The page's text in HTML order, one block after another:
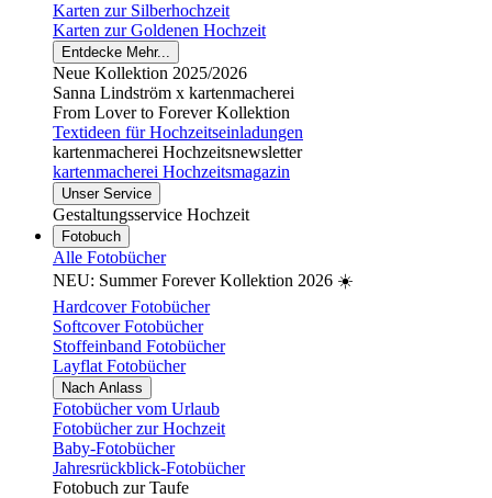
Karten zur Silberhochzeit
Karten zur Goldenen Hochzeit
Entdecke Mehr...
Neue Kollektion 2025/2026
Sanna Lindström x kartenmacherei
From Lover to Forever Kollektion
Textideen für Hochzeitseinladungen
kartenmacherei Hochzeitsnewsletter
kartenmacherei Hochzeitsmagazin
Unser Service
Gestaltungsservice Hochzeit
Fotobuch
Alle Fotobücher
NEU: Summer Forever Kollektion 2026 ☀️
Hardcover Fotobücher
Softcover Fotobücher
Stoffeinband Fotobücher
Layflat Fotobücher
Nach Anlass
Fotobücher vom Urlaub
Fotobücher zur Hochzeit
Baby-Fotobücher
Jahresrückblick-Fotobücher
Fotobuch zur Taufe